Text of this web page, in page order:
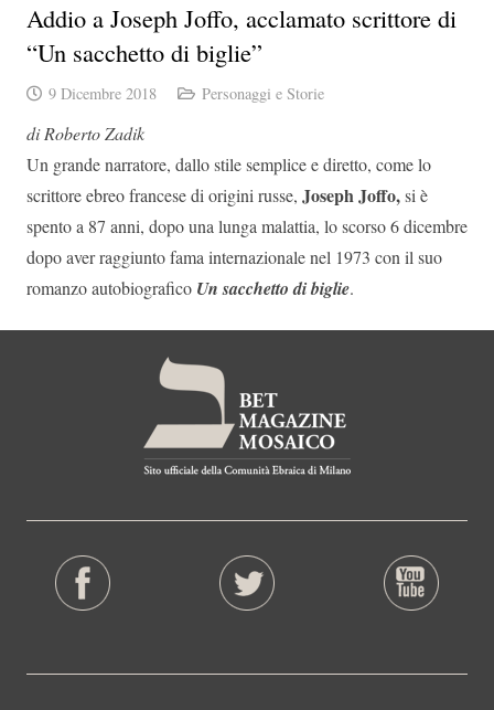
Addio a Joseph Joffo, acclamato scrittore di
“Un sacchetto di biglie”
9 Dicembre 2018 Personaggi e Storie
di Roberto Zadik
Un grande narratore, dallo stile semplice e diretto, come lo
scrittore ebreo francese di origini russe, Joseph Joffo,si è
spento a 87 anni, dopo una lunga malattia, lo scorso 6 dicembre
dopo aver raggiunto fama internazionale nel 1973 con il suo
romanzo autobiografico Un sacchetto di biglie.